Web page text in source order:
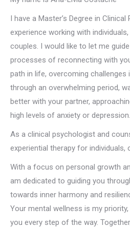
I have a Master’s Degree in
experience working with
couples. I would like to let me
processes of reconnecting with
path in life, overcoming challenges
through an overwhelming period,
better with your partner,
high levels of anxiety or depression.
As a clinical psychologist and
experiential therapy for individuals,
With a focus on personal growth
am dedicated to guiding you
towards inner harmony and
Your mental wellness is my
you every step of the way.